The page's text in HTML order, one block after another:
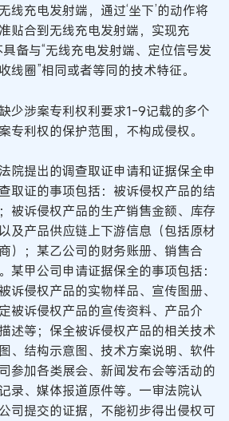
线充电发射端，通过‘坐下’的动作将
贴合到无线充电发射端，实现充
备与“无线充电发射端、定位信号发
线圈”相同或者等同的技术特征。
少涉案专利权利要求1-9记载的多个
专利权的保护范围，不构成侵权。
院提出的调查取证申请和证据保全申
取证的事项包括：被诉侵权产品的结
被诉侵权产品的生产销售金额、库存
及产品供应链上下游信息（包括原材
）；某乙公司的财务账册、销售合
某甲公司申请证据保全的事项包括：
诉侵权产品的实物样品、宣传图册、
被诉侵权产品的宣传资料、产品介
述等；保全被诉侵权产品的相关技术
、结构示意图、技术方案说明、软件
参加各类展会、新闻发布会等活动的
录、媒体报道原件等。一审法院认
司提交的证据，不能初步得出侵权可